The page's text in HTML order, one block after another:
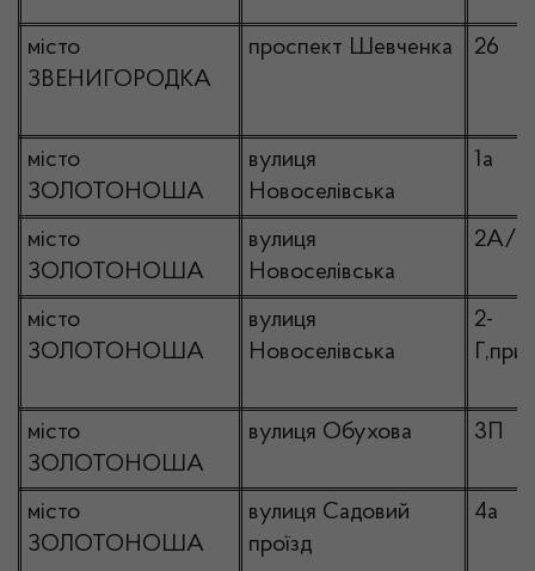
місто
ЗВЕНИГОРОДКА
проспект Шевченка 26
місто
ЗОЛОТОНОША
вулиця
Новоселівська
1а
місто
ЗОЛОТОНОША
вулиця
Новоселівська
2А/1
місто
ЗОЛОТОНОША
вулиця
Новоселівська
2-
місто
ЗОЛОТОНОША
вулиця Обухова 3П
місто
ЗОЛОТОНОША
вулиця Садовий
проїзд
4а